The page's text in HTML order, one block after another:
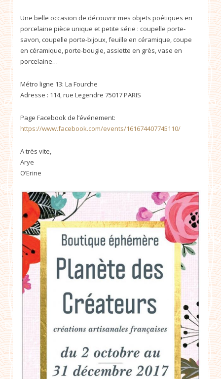
Une belle occasion de découvrir mes objets poétiques en
porcelaine pièce unique et petite série : coupelle porte-
savon, coupelle porte-bijoux, feuille en céramique, coupe
en céramique, porte-bougie, assiette en grès, vase en
porcelaine…
Métro ligne 13: La Fourche
Adresse : 114, rue Legendre 75017 PARIS
Page Facebook de l’événement:
https://www.facebook.com/events/161674407745110/
A très vite,
Arye
O’Erine